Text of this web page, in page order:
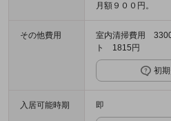
月額９００円。
その他費用
室内清掃費用
ト 1815円
初
入居可能時期 即